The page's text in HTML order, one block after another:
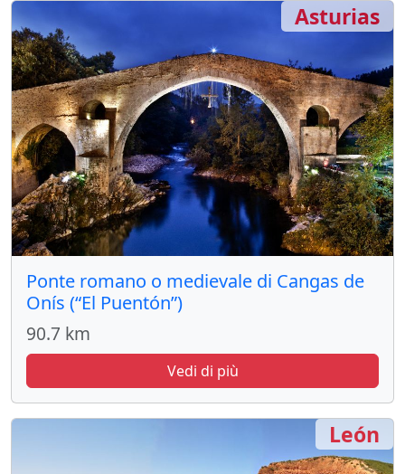
Ponte romano o medievale di Cangas de
Onís (“El Puentón”)
90.7 km
Vedi di più
Asturias
León